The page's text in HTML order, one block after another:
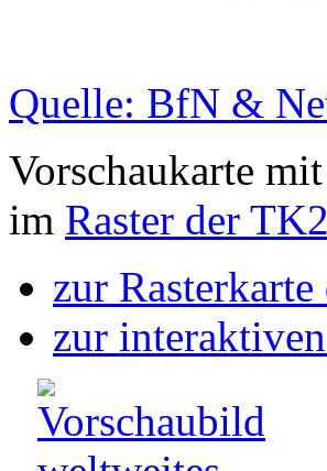
Quelle: BfN &
Vorschaukarte
im Raster der
zur
zur